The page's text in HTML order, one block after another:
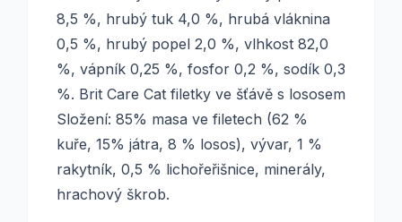
8,5 %, hrubý tuk 4,0 %, hrubá vláknina
0,5 %, hrubý popel 2,0 %, vlhkost 82,0
%, vápník 0,25 %, fosfor 0,2 %, sodík 0,3
%. Brit Care Cat filetky ve šťávě s lososem
Složení: 85% masa ve filetech (62 %
kuře, 15% játra, 8 % losos), vývar, 1 %
rakytník, 0,5 % lichořeřišnice, minerály,
hrachový škrob.